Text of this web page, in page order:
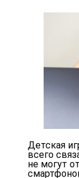
Детская
всего
не могут